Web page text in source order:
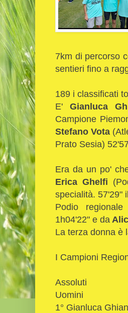
7km di percorso
sentieri fino a
189 i classificati
E' Gianluca
Campione
Stefano Vota
Prato Sesia)
Era da un po'
Erica Ghelfi
specialità. 57'29"
Podio
1h04'22" e da
La terza donna è
I Campioni
Assoluti
Uomini
1° Gianluca